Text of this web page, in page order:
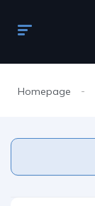
Homepage